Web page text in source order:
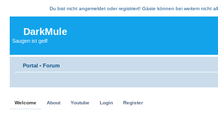
Du bist nicht angemeldet oder registriert! Gäste können bei weitem nicht
DarkMule
Saugen ist geil!
Portal • Forum
Welcome About Youtube Login Register